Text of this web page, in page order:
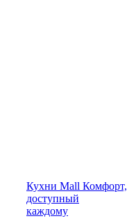
Кухни Mall Комфорт,
доступный
каждому